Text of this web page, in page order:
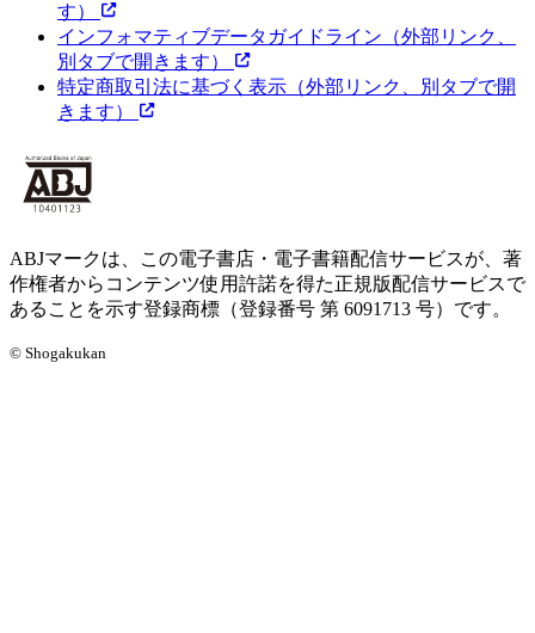
す）
インフォマティブデータガイドライン （外部リンク、
別タブで開きます）
特定商取引法に基づく表示 （外部リンク、別タブで開
きます）
ABJマークは、この電子書店・電子書籍配信サービスが、著
作権者からコンテンツ使用許諾を得た正規版配信サービスで
あることを示す登録商標（登録番号 第 6091713 号）です。
© Shogakukan